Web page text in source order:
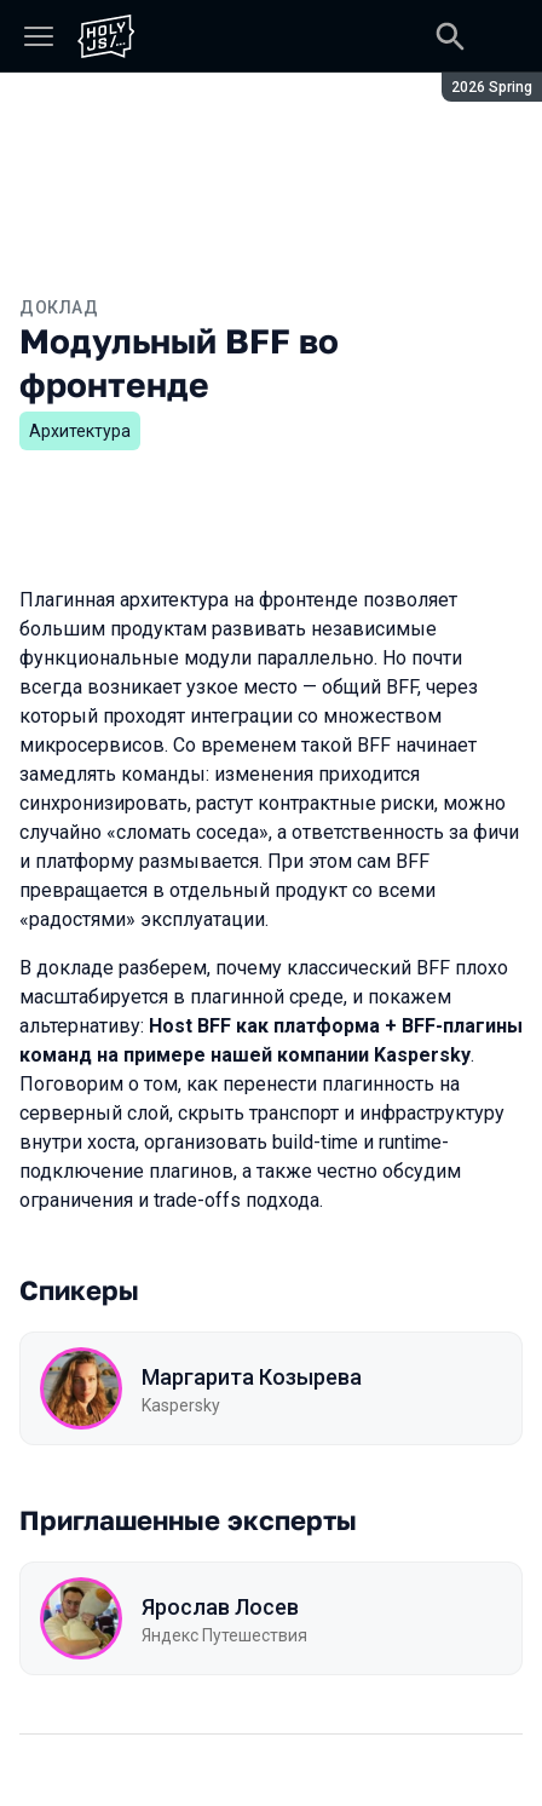
Сезон:
2026 Spring
ДОКЛАД
Модульный BFF во
фронтенде
Архитектура
Плагинная архитектура на фронтенде позволяет
большим продуктам развивать независимые
функциональные модули параллельно. Но почти
всегда возникает узкое место — общий BFF, через
который проходят интеграции со множеством
микросервисов. Со временем такой BFF начинает
замедлять команды: изменения приходится
синхронизировать, растут контрактные риски, можно
случайно «сломать соседа», а ответственность за фичи
и платформу размывается. При этом сам BFF
превращается в отдельный продукт со всеми
«радостями» эксплуатации.
В докладе разберем, почему классический BFF плохо
масштабируется в плагинной среде, и покажем
альтернативу: Host BFF как платформа + BFF-плагины
команд на примере нашей компании Kaspersky.
Поговорим о том, как перенести плагинность на
серверный слой, скрыть транспорт и инфраструктуру
внутри хоста, организовать build-time и runtime-
подключение плагинов, а также честно обсудим
ограничения и trade-offs подхода.
Спикеры
Маргарита Козырева
Kaspersky
Приглашенные эксперты
Ярослав Лосев
Яндекс Путешествия